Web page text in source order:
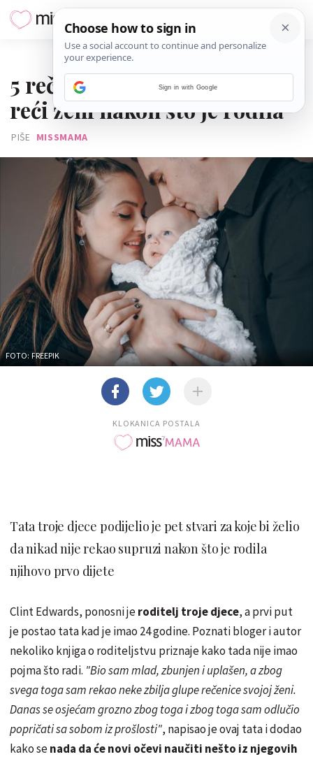
5 rečenica koje nisam smio
reći ženi nakon što je rodila
PIŠE MISSMAMA
FOTO: FREEPIK
KLOKANICA POSTALA
Tata troje djece podijelio je pet stvari za koje bi želio
da nikad nije rekao supruzi nakon što je rodila
njihovo prvo dijete
Clint Edwards, ponosni jeroditelj troje djece, a prvi put
je postao tata kad je imao 24 godine. Poznati bloger i autor
nekoliko knjiga o roditeljstvu priznaje kako tada nije imao
pojma što radi. "Bio sam mlad, zbunjen i uplašen, a zbog
svega toga sam rekao neke zbilja glupe rečenice svojoj ženi.
Danas se osjećam grozno zbog toga i zbog toga sam odlučio
popričati sa sobom iz prošlosti", napisao je ovaj tata i dodao
kako senada da će novi očevi naučiti nešto iz njegovih
Sign in with Google